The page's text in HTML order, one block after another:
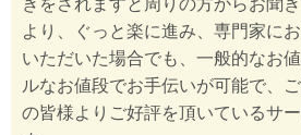
より、ぐっと楽に進み、専門家に
いただいた場合でも、一般的なお
ルなお値段でお手伝いが可能で、
の皆様よりご好評を頂いているサ